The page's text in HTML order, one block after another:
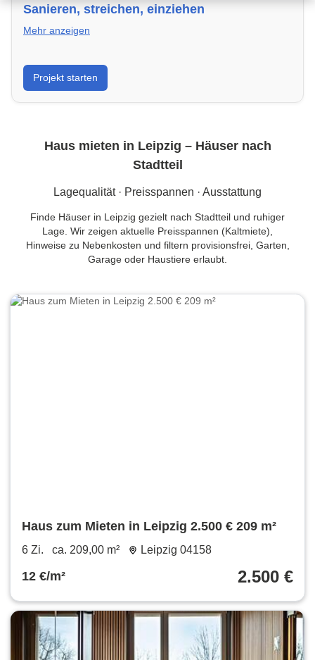
Sanieren, streichen, einziehen
Mehr anzeigen
Von der ersten Idee bis zum fertigen Zuhause: Tipps
für Planung, Umsetzung und Budgetkontrolle in
Leipzig.
Projekt starten
Haus mieten in Leipzig – Häuser nach
Stadtteil
Lagequalität · Preisspannen · Ausstattung
Finde Häuser in Leipzig gezielt nach Stadtteil und ruhiger
Lage. Wir zeigen aktuelle Preisspannen (Kaltmiete),
Hinweise zu Nebenkosten und filtern provisionsfrei, Garten,
Garage oder Haustiere erlaubt.
Haus zum Mieten in Leipzig 2.500 € 209 m²
6 Zi. ca. 209,00 m² Leipzig 04158
12 €/m² 2.500 €